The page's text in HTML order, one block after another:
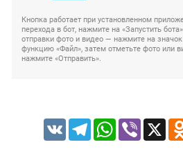
Кнопка работает при установленном
перехода в бот, нажмите на «Запустить
отправки фото и видео — нажмите на
функцию «Файл», затем отметьте фото или
нажмите «Отправить».
VK TelegramWhatsApp
Viber X